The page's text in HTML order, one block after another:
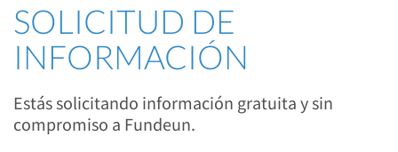
SOLICITUD DE
INFORMACIÓN
Estás solicitando información gratuita y sin
compromiso a Fundeun.